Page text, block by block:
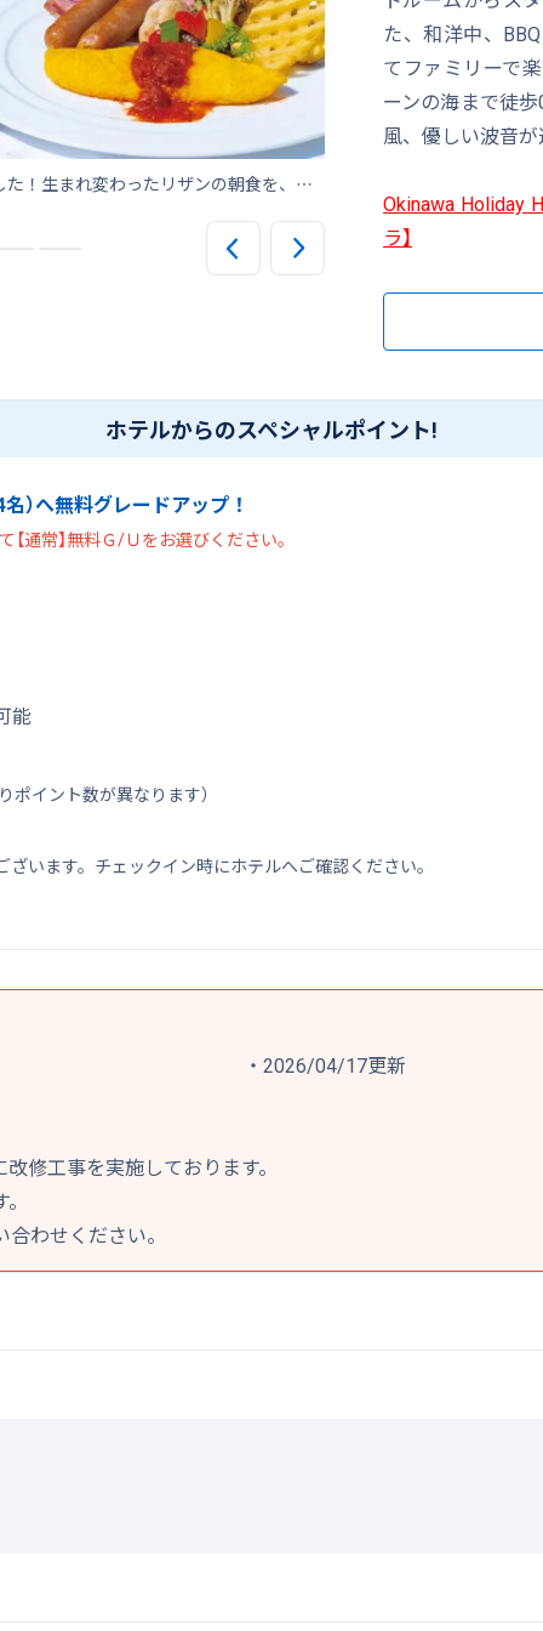
た、和洋中、
てファミリーで
ーンの海まで徒
風、優しい波音
Okinawa Holiday
ラ】
2024年4月1日より「朝食革命」がスタートしました！生まれ変わったリザンの朝食を、ぜひお楽しみください。
ホテルからのスペシャルポイント!
）へ無料グレードアップ！
【通常】無料Ｇ/Ｕをお選びください。
能
ポイント数が異なります）
います。チェックイン時にホテルへご確認ください。
17更新
修工事を実施しております。
わせください。